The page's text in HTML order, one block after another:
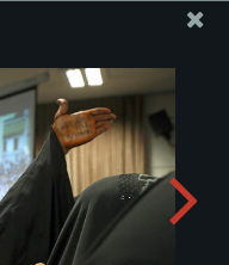
ارسال نامه
دیدار هزاران نفر از مردم قم